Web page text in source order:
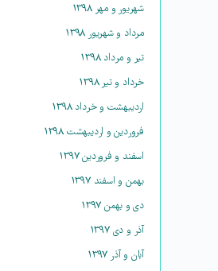
شهریور و مهر ۱۳۹۸
مرداد و شهریور ۱۳۹۸
تیر و مرداد ۱۳۹۸
خرداد و تیر ۱۳۹۸
اردیبهشت و خرداد ۱۳۹۸
فروردین و اردیبهشت ۱۳۹۸
اسفند و فروردین ۱۳۹۷
بهمن و اسفند ۱۳۹۷
دی و بهمن ۱۳۹۷
آذر و دی ۱۳۹۷
آبان و آذر ۱۳۹۷